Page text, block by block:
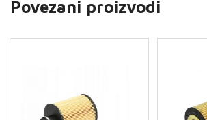
Povezani proizvodi